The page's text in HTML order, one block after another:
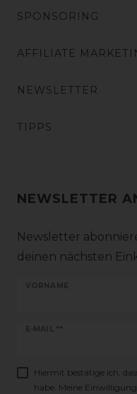
SPONSORING
AFFILIATE
NEWSLETTER
TIPPS
NEWSLETTER
Newsletter
deinen nächsten
VORNAME
E-MAIL **
Newsletter
Hiermit bestätige ich,
habe. Meine